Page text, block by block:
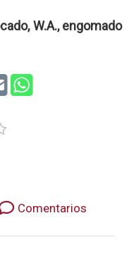
W.A., engomado
Comentarios